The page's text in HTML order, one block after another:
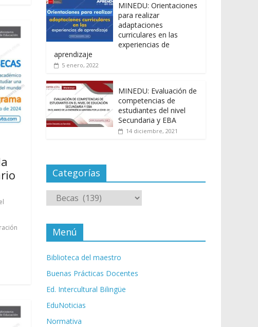
MINEDU: Orientaciones
para realizar
adaptaciones
curriculares en las
experiencias de
aprendizaje
5 enero, 2022
MINEDU: Evaluación de
competencias de
estudiantes del nivel
Secundaria y EBA
14 diciembre, 2021
Categorías
Categorías
Menú
Biblioteca del maestro
Buenas Prácticas Docentes
Ed. Intercultural Bilingüe
EduNoticias
Normativa